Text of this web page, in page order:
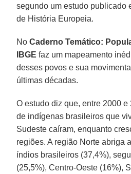
segundo um estudo publicado
de História Europeia.
NoCaderno Temático:
IBGE faz um mapeamento
desses povos e sua
últimas décadas.
O estudo diz que, entre 2000
de indígenas brasileiros que
Sudeste caíram, enquanto
regiões. A região Norte abriga
índios brasileiros (37,4%),
(25,5%), Centro-Oeste (16%),